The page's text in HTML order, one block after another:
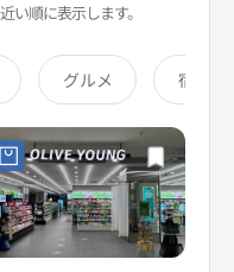
い順に表示します。
グルメ 宿泊